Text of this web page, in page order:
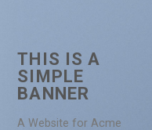
THIS IS A
SIMPLE
BANNER
A Website for Acme